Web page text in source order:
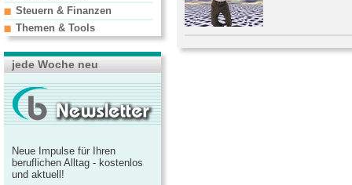
Steuern & Finanzen
Themen & Tools
jede Woche neu
Neue Impulse für Ihren
beruflichen Alltag - kostenlos
und aktuell!